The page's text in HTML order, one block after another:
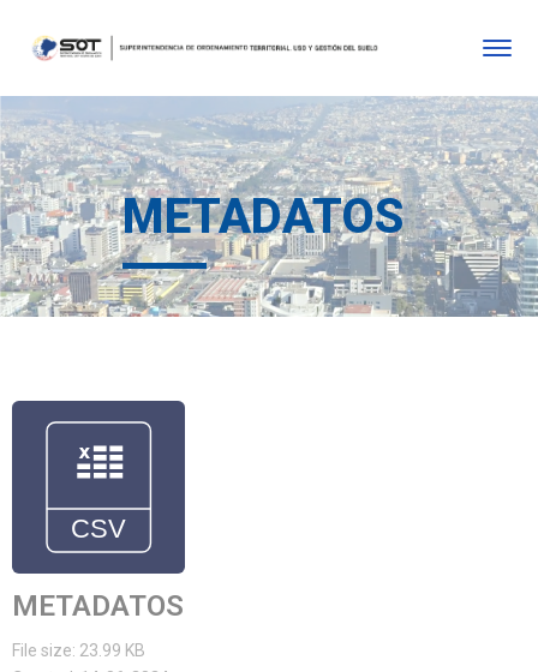
METADATOS
METADATOS
File size: 23.99 KB